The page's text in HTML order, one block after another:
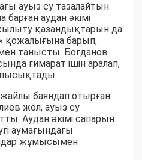
ауыз су тазалайтын
аудан әкімі
қазандықтарын да
қожалығына барып,
танысты. Богданов
ғимарат ішін аралап,
баяндап отырған
жол, ауыз су
Аудан әкімі сапарын
аумағындағы
жұмысымен